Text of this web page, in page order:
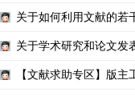
关于如何利用文献的若
关于学术研究和论文发
【文献求助专区】版主